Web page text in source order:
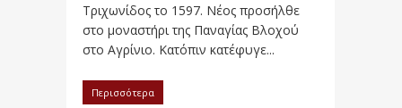
Τριχωνίδος το 1597. Νέος προσήλθε
στο μοναστήρι της Παναγίας Βλοχού
στο Αγρίνιο. Κατόπιν κατέφυγε...
Περισσότερα